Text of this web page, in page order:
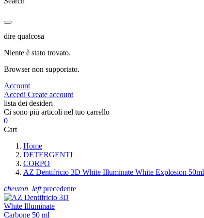
dire qualcosa
Niente è stato trovato.
Browser non supportato.
Account
Accedi Create account
lista dei desideri
Ci sono più articoli nel tuo carrello
0
Cart
Home
DETERGENTI
CORPO
AZ Dentifricio 3D White Illuminate White Explosion 50ml
chevron_leftprecedente